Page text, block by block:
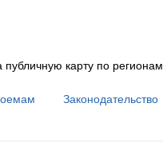
карту по регионам
Законодательство